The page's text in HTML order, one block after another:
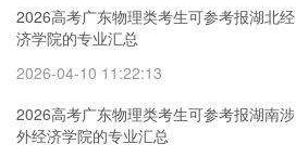
2026高考广东物理类考生可参考报湖北经
济学院的专业汇总
2026-04-10 11:22:13
2026高考广东物理类考生可参考报湖南涉
外经济学院的专业汇总